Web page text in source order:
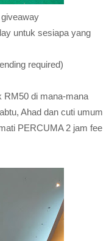
untuk sesiapa yang
required)
RM50 di mana-mana
Ahad dan cuti umum
PERCUMA 2 jam fee